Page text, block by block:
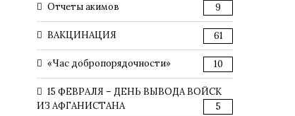
Отчеты акимов 9
ВАКЦИНАЦИЯ 61
«Час добропорядочности» 10
15 ФЕВРАЛЯ – ДЕНЬ ВЫВОДА ВОЙСК
ИЗ АФГАНИСТАНА
5